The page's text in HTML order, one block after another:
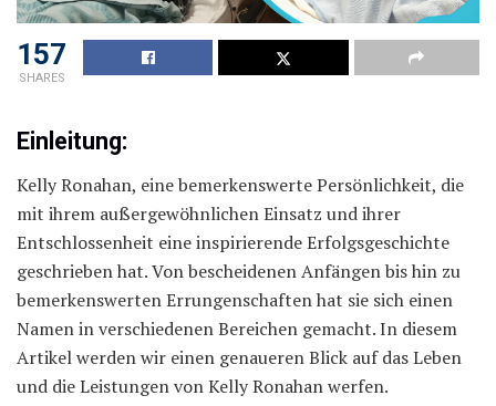
157
SHARES
Einleitung:
Kelly Ronahan, eine bemerkenswerte Persönlichkeit, die
mit ihrem außergewöhnlichen Einsatz und ihrer
Entschlossenheit eine inspirierende Erfolgsgeschichte
geschrieben hat. Von bescheidenen Anfängen bis hin zu
bemerkenswerten Errungenschaften hat sie sich einen
Namen in verschiedenen Bereichen gemacht. In diesem
Artikel werden wir einen genaueren Blick auf das Leben
und die Leistungen von Kelly Ronahan werfen.